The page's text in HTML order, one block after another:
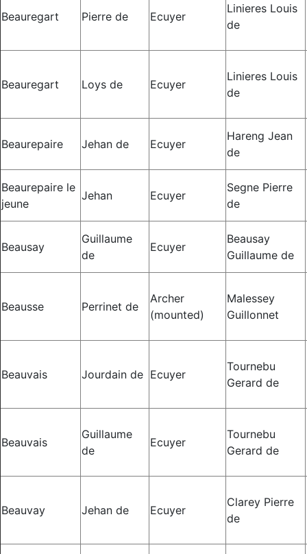
Beauregart Pierre de Ecuyer
Linieres Louis
de
Beauregart Loys de Ecuyer
Linieres Louis
de
Beaurepaire Jehan de Ecuyer
Hareng Jean
de
Beaurepaire le
jeune
Jehan Ecuyer
Segne Pierre
de
Beausay
Guillaume
de
Ecuyer
Beausay
Guillaume de
Beausse Perrinet de
Archer
(mounted)
Malessey
Guillonnet
Beauvais Jourdain de Ecuyer
Tournebu
Gerard de
Beauvais
Guillaume
de
Ecuyer
Tournebu
Gerard de
Beauvay Jehan de Ecuyer
Clarey Pierre
de